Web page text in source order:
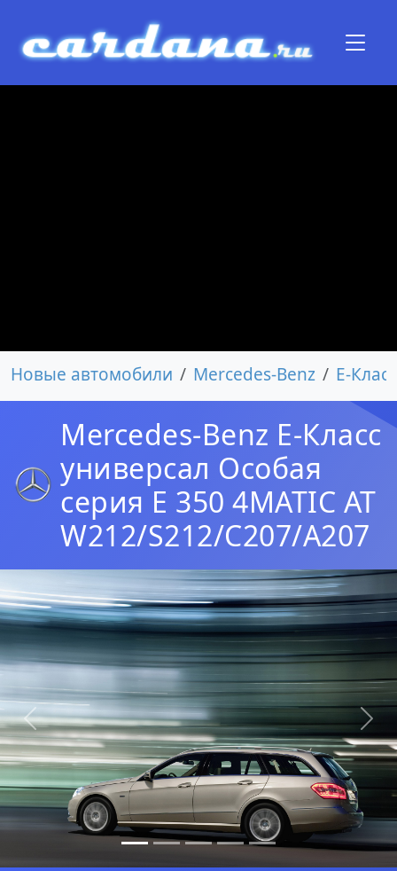
Новые автомобили Mercedes-Benz E-Класс
Mercedes-Benz E-Класс
универсал Особая
серия E 350 4MATIC AT
W212/S212/C207/A207
Предыдущая